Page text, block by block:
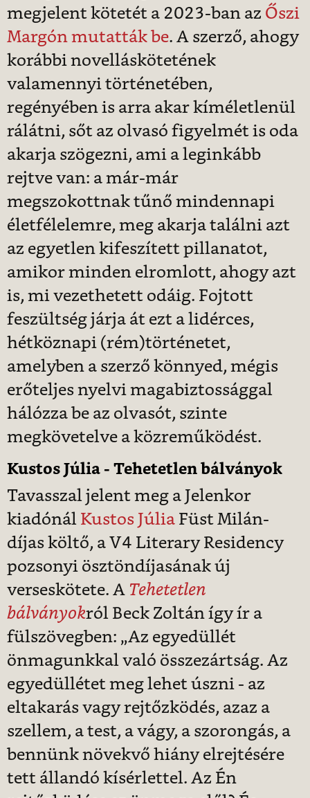
megjelent kötetét a 2023-ban az Őszi
Margón mutatták be. A szerző, ahogy
korábbi novelláskötetének
valamennyi történetében,
regényében is arra akar kíméletlenül
rálátni, sőt az olvasó figyelmét is oda
akarja szögezni, ami a leginkább
rejtve van: a már-már
megszokottnak tűnő mindennapi
életfélelemre, meg akarja találni azt
az egyetlen kifeszített pillanatot,
amikor minden elromlott, ahogy azt
is, mi vezethetett odáig. Fojtott
feszültség járja át ezt a lidérces,
hétköznapi (rém)történetet,
amelyben a szerző könnyed, mégis
erőteljes nyelvi magabiztossággal
hálózza be az olvasót, szinte
megkövetelve a közreműködést.
Kustos Júlia - Tehetetlen bálványok
Tavasszal jelent meg a Jelenkor
kiadónál Kustos Júlia Füst Milán-
díjas költő, a V4 Literary Residency
pozsonyi ösztöndíjasának új
verseskötete. A Tehetetlen
bálványokról Beck Zoltán így ír a
fülszövegben: „Az egyedüllét
önmagunkkal való összezártság. Az
egyedüllétet meg lehet úszni - az
eltakarás vagy rejtőzködés, azaz a
szellem, a test, a vágy, a szorongás, a
bennünk növekvő hiány elrejtésére
tett állandó kísérlettel. Az Én